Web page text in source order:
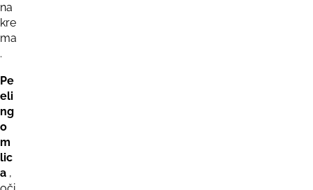
na
kre
ma
.
Pe
eli
ng
o
m
lic
a ,